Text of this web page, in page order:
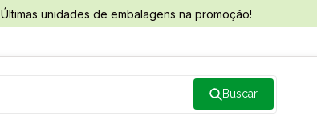
Últimas unidades de embalagens na promoção!